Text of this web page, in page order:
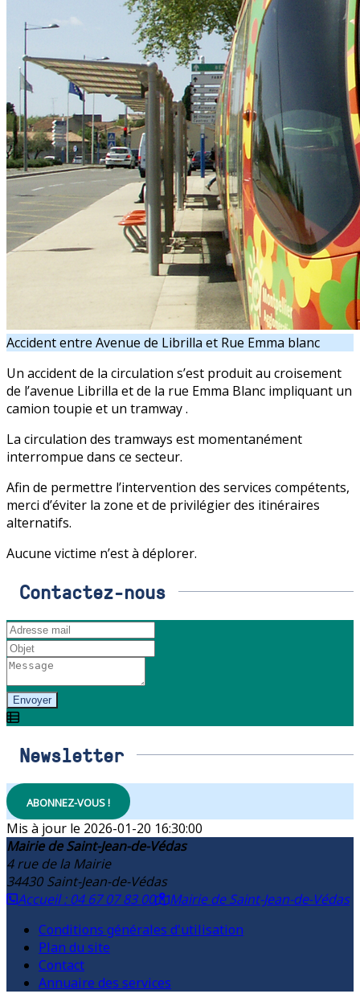
Accident entre Avenue de Librilla et Rue Emma blanc
Un accident de la circulation s’est produit au croisement
de l’avenue Librilla et de la rue Emma Blanc impliquant un
camion toupie et un tramway .
La circulation des tramways est momentanément
interrompue dans ce secteur.
Afin de permettre l’intervention des services compétents,
merci d’éviter la zone et de privilégier des itinéraires
alternatifs.
Aucune victime n’est à déplorer.
Contactez-nous
Envoyer
Newsletter
ABONNEZ-VOUS !
2026-01-20 16:30:00
Mairie de Saint-Jean-de-Védas
4 rue de la Mairie
34430 Saint-Jean-de-Védas
Accueil : 04 67 07 83 00
Mairie de Saint-Jean-de-Védas
Conditions générales d'utilisation
Plan du site
Contact
Annuaire des services